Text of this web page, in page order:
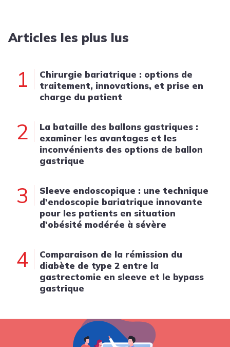
Articles les plus lus
1
Chirurgie bariatrique : options de
traitement, innovations, et prise en
charge du patient
2
La bataille des ballons gastriques :
examiner les avantages et les
inconvénients des options de ballon
gastrique
3
Sleeve endoscopique : une technique
d'endoscopie bariatrique innovante
pour les patients en situation
d'obésité modérée à sévère
4
Comparaison de la rémission du
diabète de type 2 entre la
gastrectomie en sleeve et le bypass
gastrique